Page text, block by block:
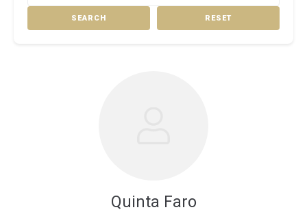
SEARCH RESET
Quinta Faro